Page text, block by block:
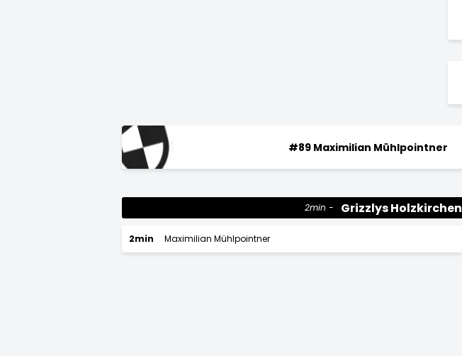
#89 Maximilian Mühlpointner
Grizzlys Holzkirchen
2min
2min Maximilian Mühlpointner